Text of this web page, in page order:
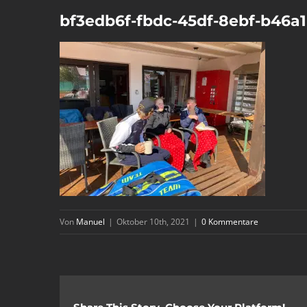
bf3edb6f-fbdc-45df-8ebf-
Von Manuel | Oktober 10th, 2021 | 0 Kommentare